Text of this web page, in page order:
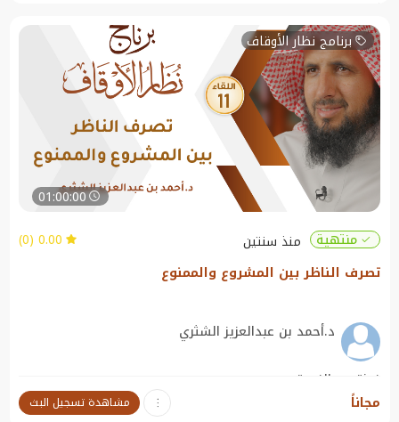
http://wa.me/966566014470​​ تليقرام : https://t.me/waqefsa1​​
#برنامج_نظار_الأوقاف
برنامج نظار الأوقاف
01:00:00
منتهية
منذ سنتين
0.00 (0)
تصرف الناظر بين المشروع والممنوع
د.أحمد بن عبدالعزيز الشثري
نبذة عن الندوة:
تصرف الناظر بين المشروع والممنوع
مجاناً مشاهدة تسجيل البث